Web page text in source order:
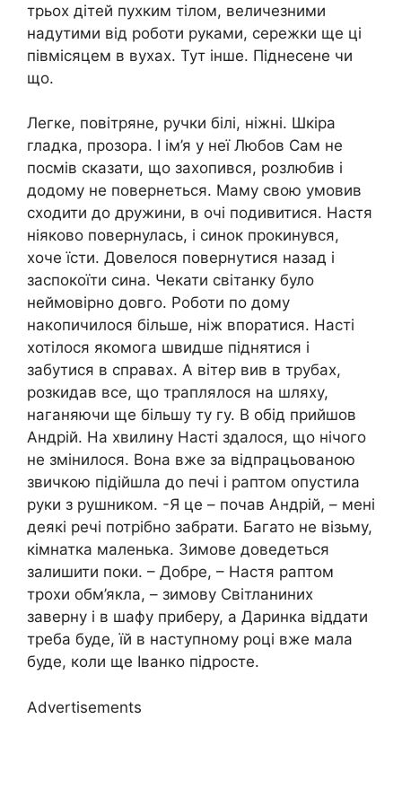
трьох дітей пухким тілом, величезними
надутими від роботи руками, сережки ще ці
півмісяцем в вухах. Тут інше. Піднесене чи
що.
Легке, повітряне, ручки білі, ніжні. Шкіра
гладка, прозора. І ім’я у неї Любов Сам не
посмів сказати, що захопився, розлюбив і
додому не повернеться. Маму свою умовив
сходити до дружини, в очі подивитися. Настя
ніяково повернулась, і синок прокинувся,
хоче їсти. Довелося повернутися назад і
заспокоїти сина. Чекати світанку було
неймовірно довго. Роботи по дому
накопичилося більше, ніж впоратися. Насті
хотілося якомога швидше піднятися і
забутися в справах. А вітер вив в трубах,
розкидав все, що траплялося на шляху,
наганяючи ще більшу ту гу. В обід прийшов
Андрій. На хвилину Насті здалося, що нічого
не змінилося. Вона вже за відпрацьованою
звичкою підійшла до печі і раптом опустила
руки з рушником. -Я це – почав Андрій, – мені
деякі речі потрібно забрати. Багато не візьму,
кімнатка маленька. Зимове доведеться
залишити поки. – Добре, – Настя раптом
трохи обм’якла, – зимову Світланиних
заверну і в шафу приберу, а Даринка віддати
треба буде, їй в наступному році вже мала
буде, коли ще Іванко підросте.
Advertisements